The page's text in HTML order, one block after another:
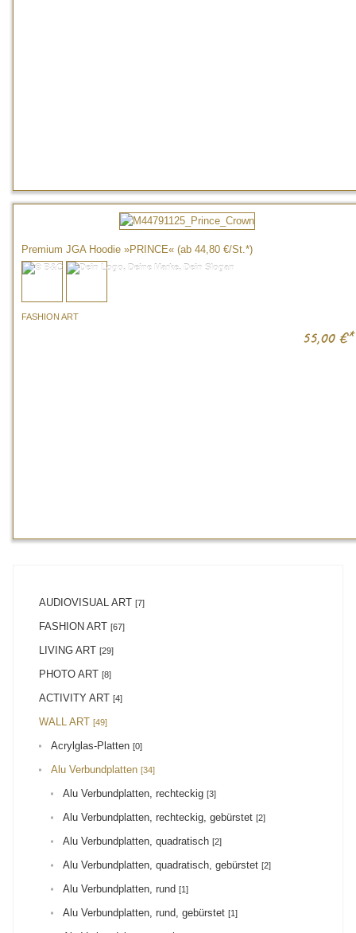
Premium JGA Hoodie »PRINCE« (ab 44,80 €/St.*)
FASHION ART
55,00 €*
AUDIOVISUAL ART [7]
FASHION ART [67]
LIVING ART [29]
PHOTO ART [8]
ACTIVITY ART [4]
WALL ART [49]
Acrylglas-Platten [0]
Alu Verbundplatten [34]
Alu Verbundplatten, rechteckig [3]
Alu Verbundplatten, rechteckig, gebürstet [2]
Alu Verbundplatten, quadratisch [2]
Alu Verbundplatten, quadratisch, gebürstet [2]
Alu Verbundplatten, rund [1]
Alu Verbundplatten, rund, gebürstet [1]